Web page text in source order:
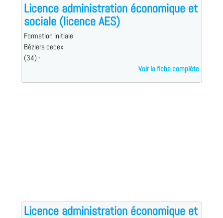
Licence administration économique et
sociale (licence AES)
Formation initiale
Béziers cedex
(34) -
Voir la fiche complète
Licence administration économique et